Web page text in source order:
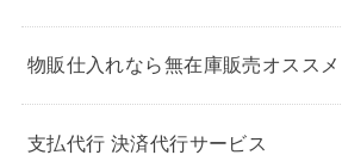
物販仕入れなら無在庫販売オススメ
支払代行 決済代行サービス